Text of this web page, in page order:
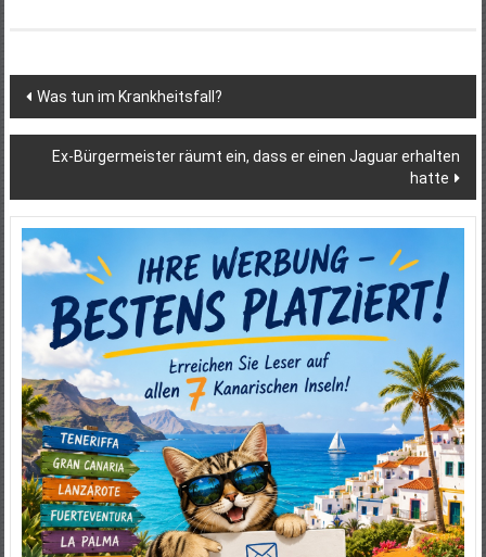
Beitragsnavigation
Was tun im Krankheitsfall?
Ex-Bürgermeister räumt ein, dass er einen Jaguar erhalten
hatte